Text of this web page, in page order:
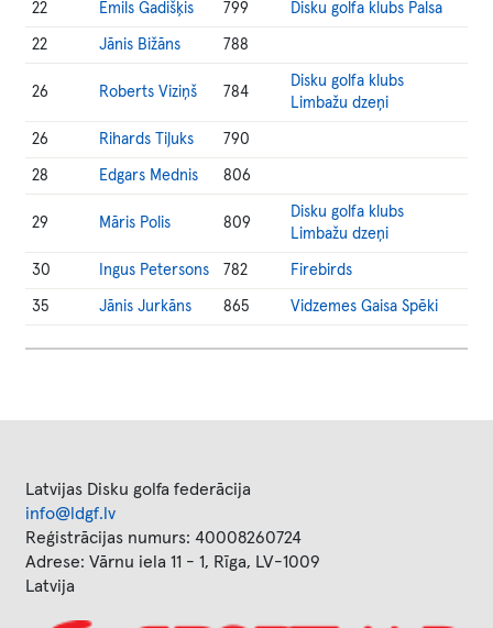
22 Emils Gadišķis 799 Disku golfa klubs Palsa
22 Jānis Bižāns 788
26 Roberts Viziņš 784
Disku golfa klubs
Limbažu dzeņi
26 Rihards Tiļuks 790
28 Edgars Mednis 806
29 Māris Polis 809
Disku golfa klubs
Limbažu dzeņi
30 Ingus Petersons 782 Firebirds
35 Jānis Jurkāns 865 Vidzemes Gaisa Spēki
Latvijas Disku golfa federācija
info@ldgf.lv
Reģistrācijas numurs: 40008260724
Adrese: Vārnu iela 11 - 1, Rīga, LV-1009
Latvija